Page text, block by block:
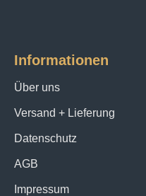
Informationen
Über uns
Versand + Lieferung
Datenschutz
AGB
Impressum